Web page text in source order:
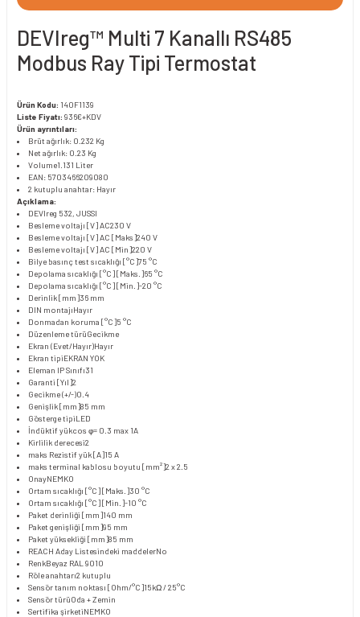
DEVIreg™ Multi 7 Kanallı RS485
Modbus Ray Tipi Termostat
Ürün Kodu: 140F1139
Liste Fiyatı: 936€+KDV
Ürün ayrıntıları:
Brüt ağırlık: 0.232 Kg
Net ağırlık: 0.23 Kg
Volume1.131 Liter
EAN: 5703466209080
2 kutuplu anahtar: Hayır
Açıklama:
DEVIreg 532, JUSSI
Besleme voltajı [V] AC230 V
Besleme voltajı [V] AC [Maks]240 V
Besleme voltajı [V] AC [Min]220 V
Bilye basınç test sıcaklığı [°C]75 °C
Depolama sıcaklığı [°C] [Maks.]65 °C
Depolama sıcaklığı [°C] [Min.]-20 °C
Derinlik [mm]36 mm
DIN montajıHayır
Donmadan koruma [°C]5 °C
Düzenleme türüGecikme
Ekran (Evet/Hayır)Hayır
Ekran tipiEKRAN YOK
Eleman IP Sınıfı31
Garanti [Yıl]2
Gecikme (+/-)0.4
Genişlik [mm]85 mm
Gösterge tipiLED
İndüktif yükcos φ= 0.3 max 1A
Kirlilik derecesi2
maks Rezistif yük [A]15 A
maks terminal kablosu boyutu [mm²]2 x 2.5
OnayNEMKO
Ortam sıcaklığı [°C] [Maks.]30 °C
Ortam sıcaklığı [°C] [Min.]-10 °C
Paket derinliği [mm]140 mm
Paket genişliği [mm]95 mm
Paket yüksekliği [mm]85 mm
REACH Aday Listesindeki maddelerNo
RenkBeyaz RAL 9010
Röle anahtarı2 kutuplu
Sensör tanım noktası [Ohm/°C]15kΩ / 25°C
Sensör türüOda + Zemin
Sertifika şirketiNEMKO